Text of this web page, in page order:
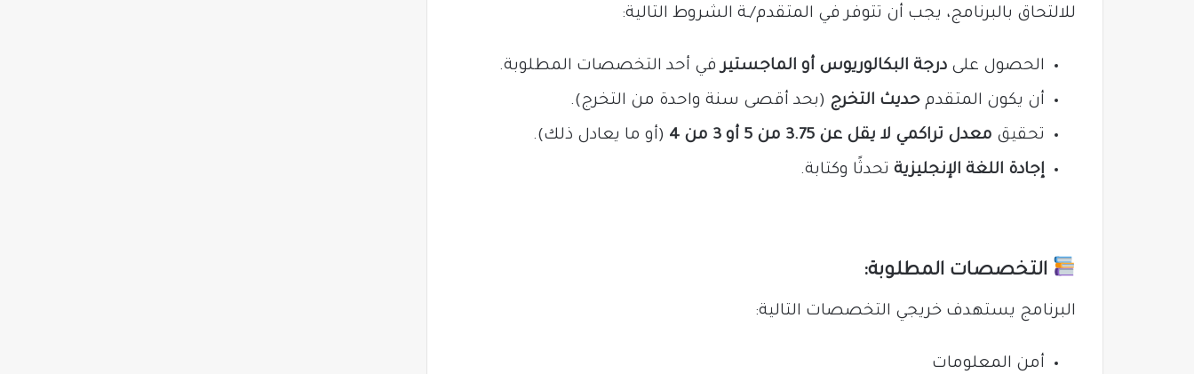
للالتحاق بالبرنامج، يجب أن تتوفر في المتقدم/ـة الشروط التالية:
الحصول على درجة البكالوريوس أو الماجستيرفي أحد التخصصات المطلوبة.
أن يكون المتقدم حديث التخرج (بحد أقصى سنة واحدة من التخرج).
تحقيق معدل تراكمي لا يقل عن 3.75 من 5 أو 3 من 4
(أو ما يعادل ذلك).
إجادة اللغة الإنجليزية تحدثًا وكتابة.
التخصصات المطلوبة:
البرنامج يستهدف خريجي التخصصات التالية:
أمن المعلومات